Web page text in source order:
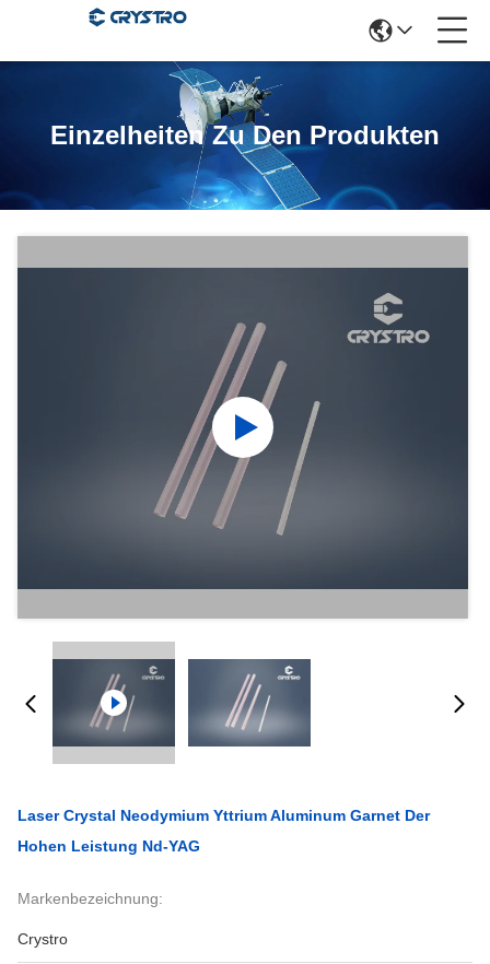
Einzelheiten Zu Den Produkten
Laser Crystal Neodymium Yttrium Aluminum Garnet Der
Hohen Leistung Nd-YAG
Markenbezeichnung:
Crystro